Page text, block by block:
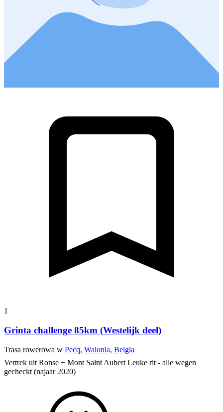
1
Grinta challenge 85km (Westelijk deel)
Trasa rowerowa w Pecq, Walonia, Belgia
Vertrek uit Ronse + Mont Saint Aubert Leuke rit - alle wegen
gecheckt (najaar 2020)